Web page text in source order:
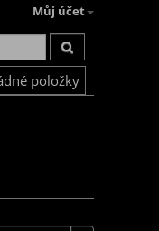
Můj účet
položky